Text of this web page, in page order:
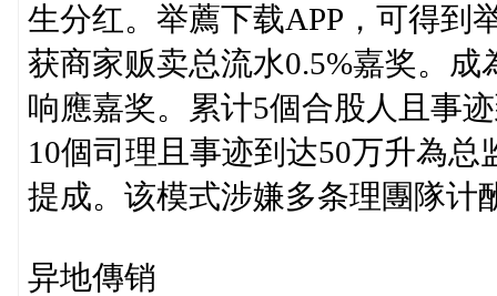
生分红。举薦下载APP，可得到
获商家贩卖总流水0.5%嘉奖。
响應嘉奖。累计5個合股人且事
10個司理且事迹到达50万升為
提成。该模式涉嫌多条理團隊计
异地傳销